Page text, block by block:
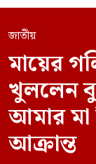
জাতীয়
মায়ের
খুললেন
আমার মা
আক্রান্ত